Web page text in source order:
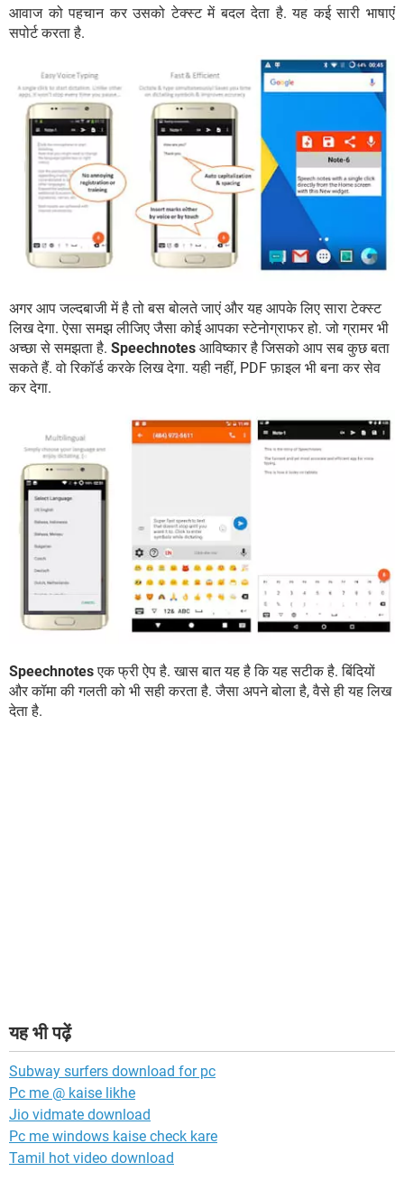
आवाज को पहचान कर उसको टेक्स्ट में बदल देता है. यह कई सारी भाषाएं
सपोर्ट करता है.
अगर आप जल्दबाजी में है तो बस बोलते जाएं और यह आपके लिए सारा टेक्स्ट
लिख देगा. ऐसा समझ लीजिए जैसा कोई आपका स्टेनोग्राफर हो. जो ग्रामर भी
अच्छा से समझता है. Speechnotes आविष्कार है जिसको आप सब कुछ बता
सकते हैं. वो रिकॉर्ड करके लिख देगा. यही नहीं, PDF फ़ाइल भी बना कर सेव
कर देगा.
Speechnotesएक फ्री ऐप है. खास बात यह है कि यह सटीक है. बिंदियों
और कॉमा की गलती को भी सही करता है. जैसा अपने बोला है, वैसे ही यह लिख
देता है.
यह भी पढ़ें
Subway surfers download for pc
Pc me @ kaise likhe
Jio vidmate download
Pc me windows kaise check kare
Tamil hot video download